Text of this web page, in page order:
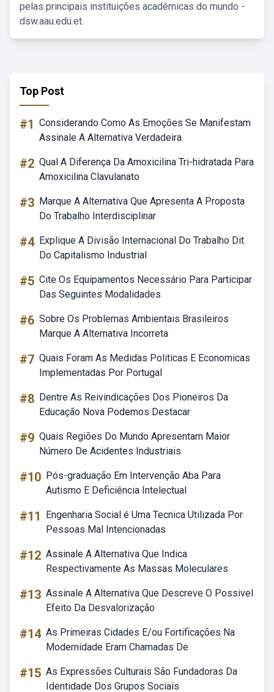
pelas principais instituições acadêmicas do mundo -
dsw.aau.edu.et.
Top Post
#1 Considerando Como As Emoções Se Manifestam
Assinale A Alternativa Verdadeira
#2 Qual A Diferença Da Amoxicilina Tri-hidratada Para
Amoxicilina Clavulanato
#3 Marque A Alternativa Que Apresenta A Proposta
Do Trabalho Interdisciplinar
#4 Explique A Divisão Internacional Do Trabalho Dit
Do Capitalismo Industrial
#5 Cite Os Equipamentos Necessário Para Participar
Das Seguintes Modalidades
#6 Sobre Os Problemas Ambientais Brasileiros
Marque A Alternativa Incorreta
#7 Quais Foram As Medidas Politicas E Economicas
Implementadas Por Portugal
#8 Dentre As Reivindicações Dos Pioneiros Da
Educação Nova Podemos Destacar
#9 Quais Regiões Do Mundo Apresentam Maior
Número De Acidentes Industriais
#10 Pós-graduação Em Intervenção Aba Para
Autismo E Deficiência Intelectual
#11
Engenharia Social é Uma Tecnica Utilizada Por
Pessoas Mal Intencionadas
#12 Assinale A Alternativa Que Indica
Respectivamente As Massas Moleculares
#13 Assinale A Alternativa Que Descreve O Possivel
Efeito Da Desvalorização
#14 As Primeiras Cidades E/ou Fortificações Na
Modernidade Eram Chamadas De
#15 As Expressões Culturais São Fundadoras Da
Identidade Dos Grupos Sociais